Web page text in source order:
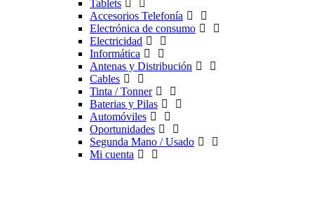
Tablets
Accesorios Telefonía
Electrónica de consumo
Electricidad
Informática
Antenas y Distribución
Cables
Tinta / Tonner
Baterias y Pilas
Automóviles
Oportunidades
Segunda Mano / Usado
Mi cuenta